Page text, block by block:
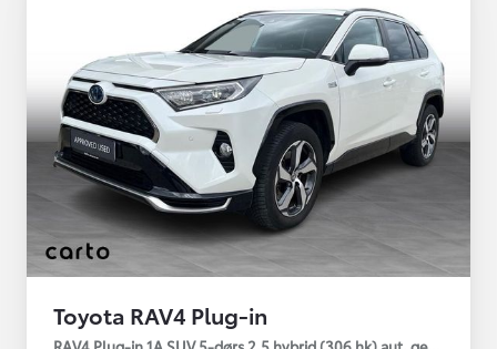
Toyota RAV4 Plug-in